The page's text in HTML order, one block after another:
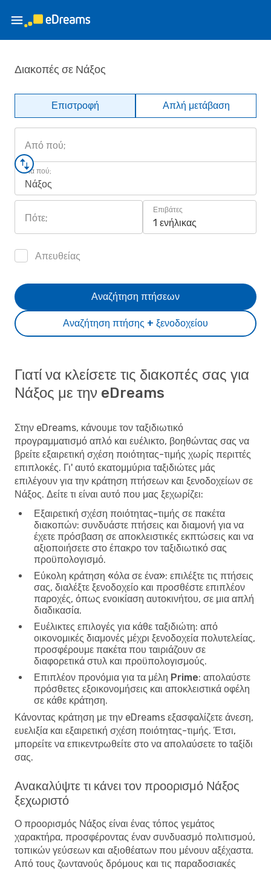
Διακοπές σε Νάξος
Επιστροφή Απλή μετάβαση
Από πού;
Για πού;
Νάξος
Πότε;
Επιβάτες
1 ενήλικας
Απευθείας
Αναζήτηση πτήσης + ξενοδοχείου
Αναζήτηση πτήσεων
Γιατί να κλείσετε τις διακοπές σας για
Νάξος με την eDreams
Στην eDreams, κάνουμε τον ταξιδιωτικό
προγραμματισμό απλό και ευέλικτο, βοηθώντας σας να
βρείτε εξαιρετική σχέση ποιότητας-τιμής χωρίς περιττές
επιπλοκές. Γι' αυτό εκατομμύρια ταξιδιώτες μάς
επιλέγουν για την κράτηση πτήσεων και ξενοδοχείων σε
Νάξος. Δείτε τι είναι αυτό που μας ξεχωρίζει:
Εξαιρετική σχέση ποιότητας-τιμής σε πακέτα
διακοπών: συνδυάστε πτήσεις και διαμονή για να
έχετε πρόσβαση σε αποκλειστικές εκπτώσεις και να
αξιοποιήσετε στο έπακρο τον ταξιδιωτικό σας
προϋπολογισμό.
Εύκολη κράτηση «όλα σε ένα»: επιλέξτε τις πτήσεις
σας, διαλέξτε ξενοδοχείο και προσθέστε επιπλέον
παροχές, όπως ενοικίαση αυτοκινήτου, σε μια απλή
διαδικασία.
Ευέλικτες επιλογές για κάθε ταξιδιώτη: από
οικονομικές διαμονές μέχρι ξενοδοχεία πολυτελείας,
προσφέρουμε πακέτα που ταιριάζουν σε
διαφορετικά στυλ και προϋπολογισμούς.
Επιπλέον προνόμια για τα μέλη Prime: απολαύστε
πρόσθετες εξοικονομήσεις και αποκλειστικά οφέλη
σε κάθε κράτηση.
Κάνοντας κράτηση με την eDreams εξασφαλίζετε άνεση,
ευελιξία και εξαιρετική σχέση ποιότητας-τιμής. Έτσι,
μπορείτε να επικεντρωθείτε στο να απολαύσετε το ταξίδι
σας.
Ανακαλύψτε τι κάνει τον προορισμό Νάξος
ξεχωριστό
Ο προορισμός Νάξος είναι ένας τόπος γεμάτος
χαρακτήρα, προσφέροντας έναν συνδυασμό πολιτισμού,
τοπικών γεύσεων και αξιοθέατων που μένουν αξέχαστα.
Από τους ζωντανούς δρόμους και τις παραδοσιακές